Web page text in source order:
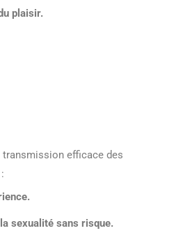
plaisir.
transmission efficace des
sexualité sans risque.